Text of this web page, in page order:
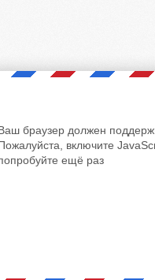
браузер должен
включите
ещё раз